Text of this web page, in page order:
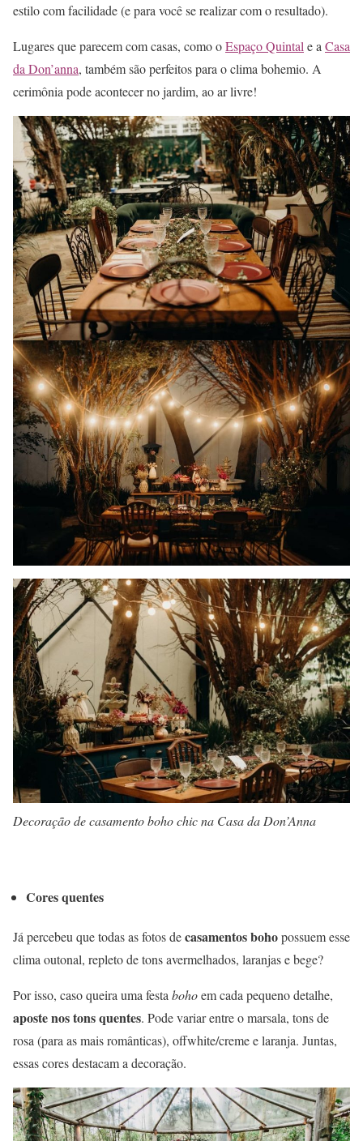
estilo com facilidade (e para você se realizar com o resultado).
Lugares que parecem com casas, como oEspaço Quintal e a Casa
da Don’anna, também são perfeitos para o clima bohemio. A
cerimônia pode acontecer no jardim, ao ar livre!
Decoração de casamento boho chic na Casa da Don’Anna
Cores quentes
Já percebeu que todas as fotos decasamentos bohopossuem esse
clima outonal, repleto de tons avermelhados, laranjas e bege?
Por isso, caso queira uma festa bohoem cada pequeno detalhe,
aposte nos tons quentes. Pode variar entre o marsala, tons de
rosa (para as mais românticas), offwhite/creme e laranja. Juntas,
essas cores destacam a decoração.